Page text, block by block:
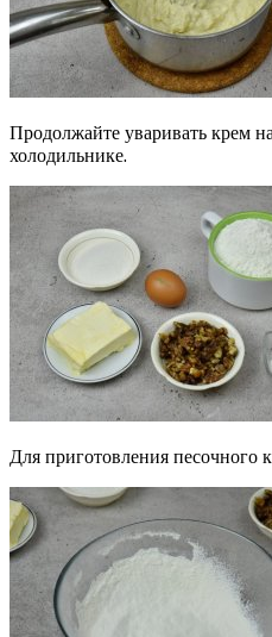
Продолжайте уваривать крем
холодильнике.
Для приготовления песочного